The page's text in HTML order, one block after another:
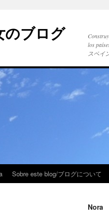
のブログ
los
スペイ
Sobre este blog/ブログについて
Nora